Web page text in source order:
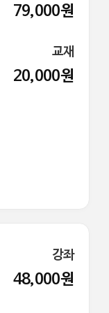
79,000원
교재
20,000원
강좌
48,000원